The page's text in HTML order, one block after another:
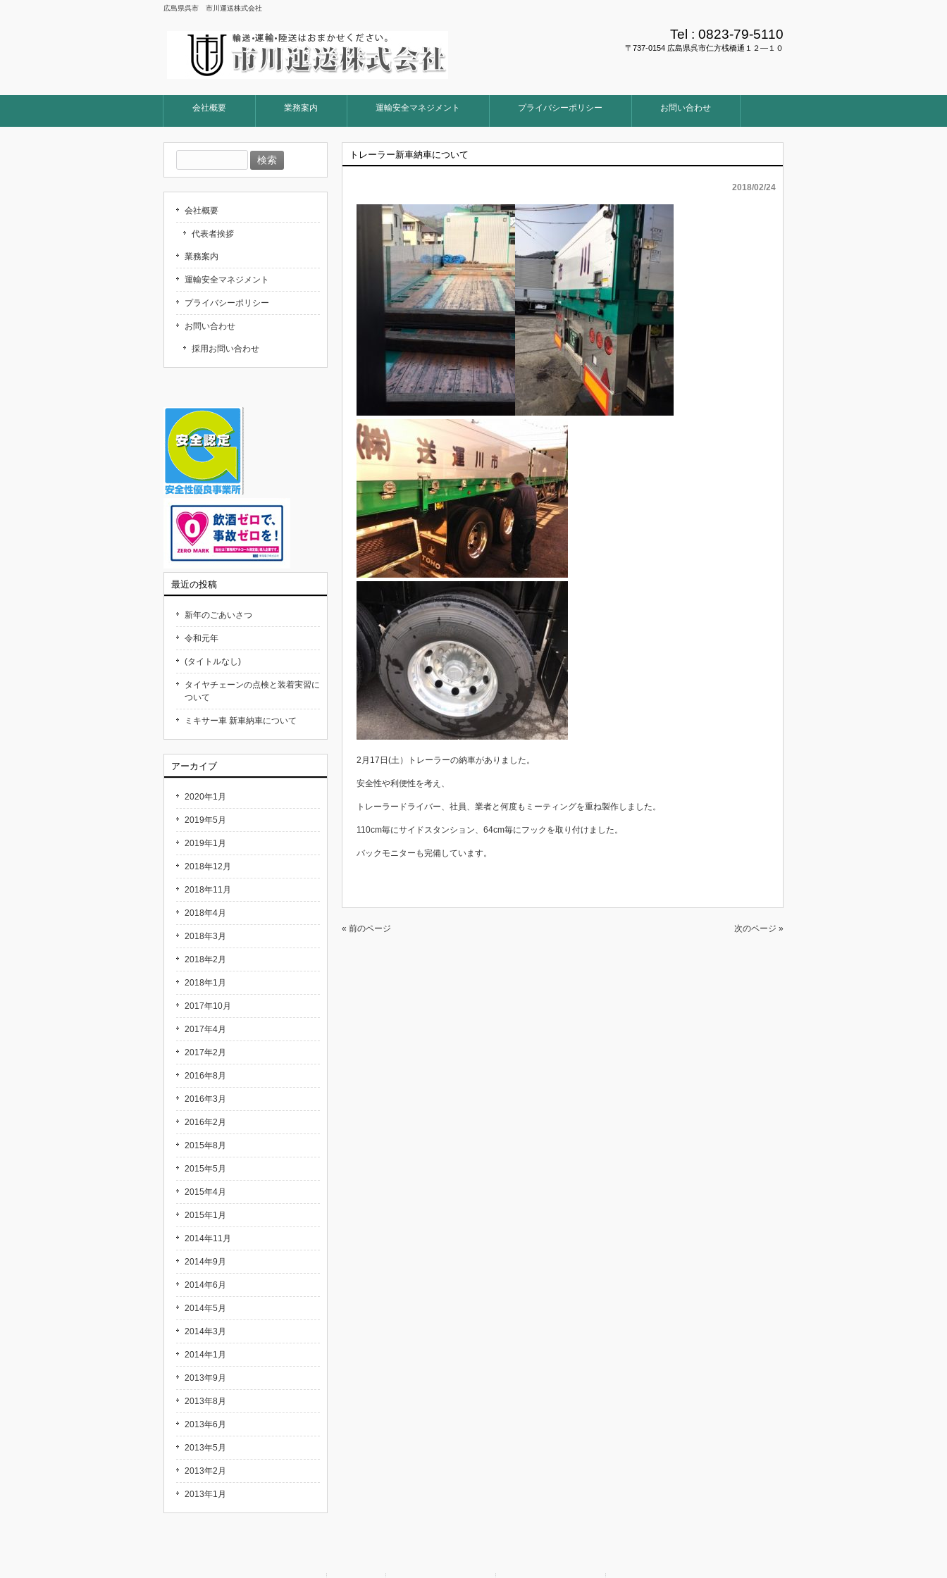
広島県呉市 市川運送株式会社
Tel : 0823-79-5110
〒737-0154 広島県呉市仁方桟橋通１２―１０
会社概要 業務案内 運輸安全マネジメント プライバシーポリシー お問い合わせ
トレーラー新車納車について
2018/02/24
2月17日(土）トレーラーの納車がありました。
安全性や利便性を考え、
トレーラードライバー、社員、業者と何度もミーティングを重ね製作しました。
110cm毎にサイドスタンション、64cm毎にフックを取り付けました。
バックモニターも完備しています。
« 前のページ 次のページ »
索:
会社概要
代表者挨拶
業務案内
運輸安全マネジメント
プライバシーポリシー
お問い合わせ
採用お問い合わせ
最近の投稿
新年のごあいさつ
令和元年
(タイトルなし)
タイヤチェーンの点検と装着実習に
ついて
ミキサー車 新車納車について
アーカイブ
2020年1月
2019年5月
2019年1月
2018年12月
2018年11月
2018年4月
2018年3月
2018年2月
2018年1月
2017年10月
2017年4月
2017年2月
2016年8月
2016年3月
2016年2月
2015年8月
2015年5月
2015年4月
2015年1月
2014年11月
2014年9月
2014年6月
2014年5月
2014年3月
2014年1月
2013年9月
2013年8月
2013年6月
2013年5月
2013年2月
2013年1月